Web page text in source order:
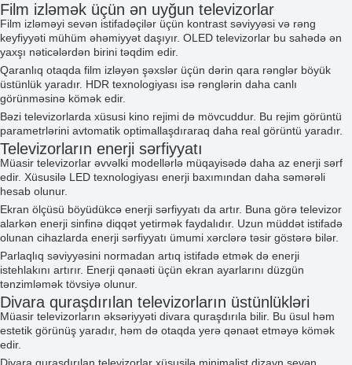
Film izləmək üçün ən uyğun televizorlar
Film izləməyi sevən istifadəçilər üçün kontrast səviyyəsi və rəng
keyfiyyəti mühüm əhəmiyyət daşıyır. OLED televizorlar bu sahədə ən
yaxşı nəticələrdən birini təqdim edir.
Qaranlıq otaqda film izləyən şəxslər üçün dərin qara rənglər böyük
üstünlük yaradır. HDR texnologiyası isə rənglərin daha canlı
görünməsinə kömək edir.
Bəzi televizorlarda xüsusi kino rejimi də mövcuddur. Bu rejim görüntü
parametrlərini avtomatik optimallaşdıraraq daha real görüntü yaradır.
Televizorların enerji sərfiyyatı
Müasir televizorlar əvvəlki modellərlə müqayisədə daha az enerji sərf
edir. Xüsusilə LED texnologiyası enerji baxımından daha səmərəli
hesab olunur.
Ekran ölçüsü böyüdükcə enerji sərfiyyatı da artır. Buna görə televizor
alarkən enerji sinfinə diqqət yetirmək faydalıdır. Uzun müddət istifadə
olunan cihazlarda enerji sərfiyyatı ümumi xərclərə təsir göstərə bilər.
Parlaqlıq səviyyəsini normadan artıq istifadə etmək də enerji
istehlakını artırır. Enerji qənaəti üçün ekran ayarlarını düzgün
tənzimləmək tövsiyə olunur.
Divara quraşdırılan televizorların üstünlükləri
Müasir televizorların əksəriyyəti divara quraşdırıla bilir. Bu üsul həm
estetik görünüş yaradır, həm də otaqda yerə qənaət etməyə kömək
edir.